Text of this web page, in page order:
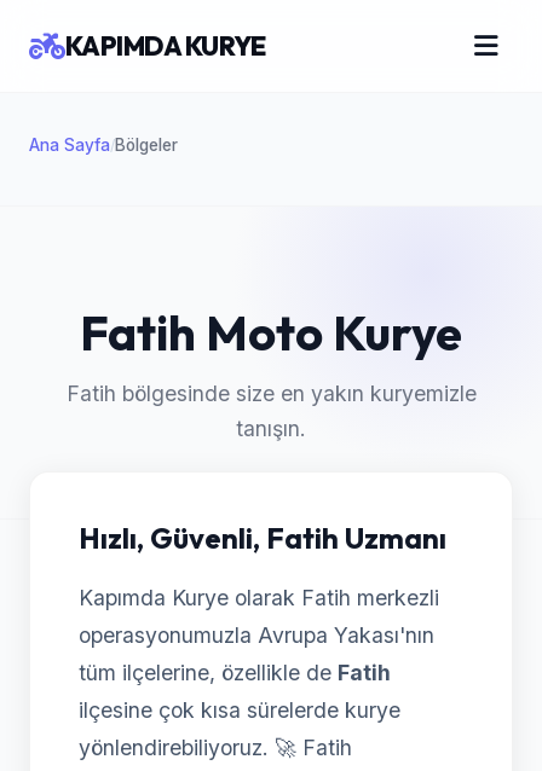
Ana Sayfa/Bölgeler
KAPIMDA KURYE
Fatih Moto Kurye
Fatih bölgesinde size en yakın kuryemizle
tanışın.
Hızlı, Güvenli, Fatih Uzmanı
Kapımda Kurye olarak Fatih merkezli
operasyonumuzla Avrupa Yakası'nın
tüm ilçelerine, özellikle de Fatih
ilçesine çok kısa sürelerde kurye
yönlendirebiliyoruz. 🚀 Fatih